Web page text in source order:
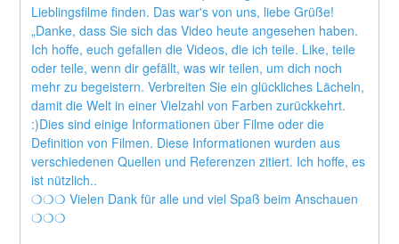
Lieblingsfilme finden. Das war's von uns, liebe Grüße!
„Danke, dass Sie sich das Video heute angesehen haben.
Ich hoffe, euch gefallen die Videos, die ich teile. Like, teile
oder teile, wenn dir gefällt, was wir teilen, um dich noch
mehr zu begeistern. Verbreiten Sie ein glückliches Lächeln,
damit die Welt in einer Vielzahl von Farben zurückkehrt.
:)Dies sind einige Informationen über Filme oder die
Definition von Filmen. Diese Informationen wurden aus
verschiedenen Quellen und Referenzen zitiert. Ich hoffe, es
ist nützlich..
❍❍❍ Vielen Dank für alle und viel Spaß beim Anschauen
❍❍❍